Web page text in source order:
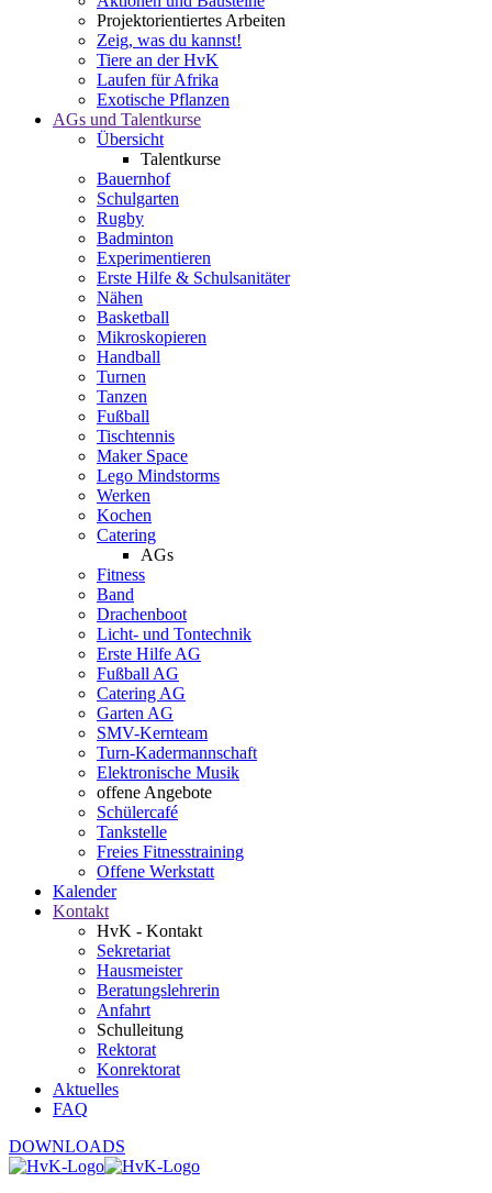
Projektorientiertes Arbeiten
Zeig, was du kannst!
Tiere an der HvK
Laufen für Afrika
Exotische Pflanzen
AGs und Talentkurse
Übersicht
Talentkurse
Bauernhof
Schulgarten
Rugby
Badminton
Experimentieren
Erste Hilfe & Schulsanitäter
Nähen
Basketball
Mikroskopieren
Handball
Turnen
Tanzen
Fußball
Tischtennis
Maker Space
Lego Mindstorms
Werken
Kochen
Catering
AGs
Fitness
Band
Drachenboot
Licht- und Tontechnik
Erste Hilfe AG
Fußball AG
Catering AG
Garten AG
SMV-Kernteam
Turn-Kadermannschaft
Elektronische Musik
offene Angebote
Schülercafé
Tankstelle
Freies Fitnesstraining
Offene Werkstatt
Kalender
Kontakt
HvK - Kontakt
Sekretariat
Hausmeister
Beratungslehrerin
Anfahrt
Schulleitung
Rektorat
Konrektorat
Aktuelles
FAQ
DOWNLOADS